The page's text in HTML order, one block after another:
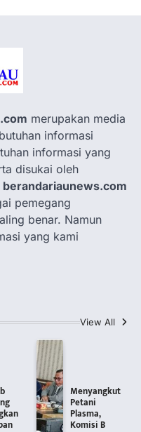
merupakan media
informasi
informasi yang
disukai oleh
berandariaunews.com
pemegang
benar. Namun
yang kami
View All
Menyangkut
Petani
Plasma,
Komisi B